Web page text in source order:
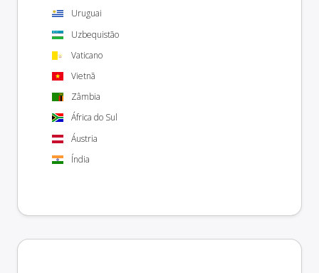
Uruguai
Uzbequistão
Vaticano
Vietnã
Zâmbia
África do Sul
Áustria
Índia